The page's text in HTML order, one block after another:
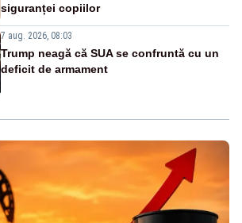
siguranței copiilor
7 aug. 2026, 08:03
Trump neagă că SUA se confruntă cu un
deficit de armament